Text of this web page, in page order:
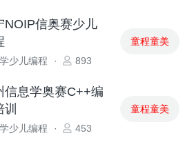
NOIP信奥赛少儿
少儿编程 · 893
童程童美
信息学奥赛C++编
训
少儿编程 · 453
童程童美